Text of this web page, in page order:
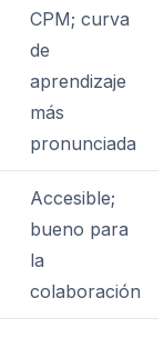
CPM; curva
de
aprendizaje
más
pronunciada
Accesible;
bueno para
la
colaboración